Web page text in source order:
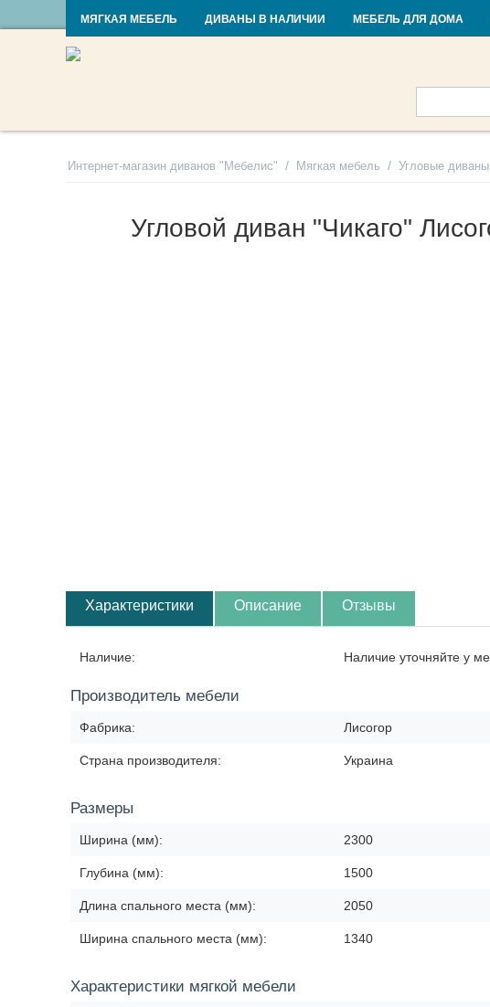
RU UA Контакты
МЯГКАЯ МЕБЕЛЬ ДИВАНЫ В НАЛИЧИИ МЕБЕЛЬ ДЛЯ ДОМА
Интернет-магазин диванов "Мебелис" / Мягкая мебель / Угловые диваны
Угловой диван "Чикаго"
Характеристики Описание Отзывы
Наличие: Наличие уточняйте у
Производитель мебели
Фабрика: Лисогор
Страна производителя: Украина
Размеры
Ширина (мм): 2300
Глубина (мм): 1500
Длина спального места (мм): 2050
Ширина спального места (мм): 1340
Характеристики мягкой мебели